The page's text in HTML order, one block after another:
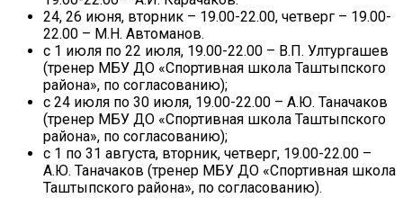
24, 26 июня, вторник – 19.00-22.00, четверг – 19.00-
22.00 – М.Н. Автоманов.
с 1 июля по 22 июля, 19.00-22.00 – В.П. Ултургашев
(тренер МБУ ДО «Спортивная школа Таштыпского
района», по согласованию);
с 24 июля по 30 июля, 19.00-22.00 – А.Ю. Таначаков
(тренер МБУ ДО «Спортивная школа Таштыпского
района», по согласованию);
с 1 по 31 августа, вторник, четверг, 19.00-22.00 –
А.Ю. Таначаков (тренер МБУ ДО «Спортивная школа
Таштыпского района», по согласованию).